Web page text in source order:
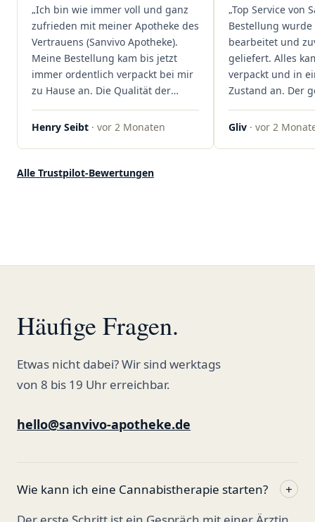
Kundenzufriedenheit an erster
Stelle stehen. Vielen Dank an das
Team von Sanvivo – ich bin
rundum begeistert!"
„Ich bin wie immer voll und ganz
zufrieden mit meiner Apotheke des
Vertrauens (Sanvivo Apotheke).
Meine Bestellung kam bis jetzt
immer ordentlich verpackt bei mir
zu Hause an. Die Qualität der
Blüten ist auch immer auf einem
hohen Niveau, die Auswahl ist
ordentlich gelagert, ich hatte nur
Henry Seibt · vor 2 Monaten
„Top Service von
Bestellung wurde
bearbeitet und
geliefert. Alles
verpackt und in
Zustand an. Der
war
professionell.
Gliv · vor 2
Alle Trustpilot-Bewertungen
Häufige Fragen.
Etwas nicht dabei? Wir sind werktags
von 8 bis 19 Uhr erreichbar.
hello@sanvivo-apotheke.de
Wie kann ich eine Cannabistherapie starten?
+